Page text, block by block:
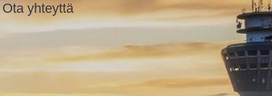
Ota yhteyttä